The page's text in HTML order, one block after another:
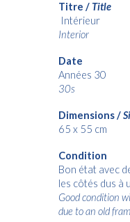
Titre / Title
Intérieur
Interior
Date
Années 30
30s
Dimensions /
65 x 55 cm
Condition
Bon état avec
les côtés dus à
Good condition
due to an old